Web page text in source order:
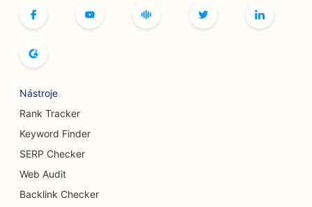
SEO pre kaviarne so stolnými hrami
SEO pre pivovary
SEO pre služby zväčšenia prsníkov
SEO pre bufetové reštaurácie
Nástroje
Rank Tracker
Keyword Finder
SERP Checker
Web Audit
Backlink Checker